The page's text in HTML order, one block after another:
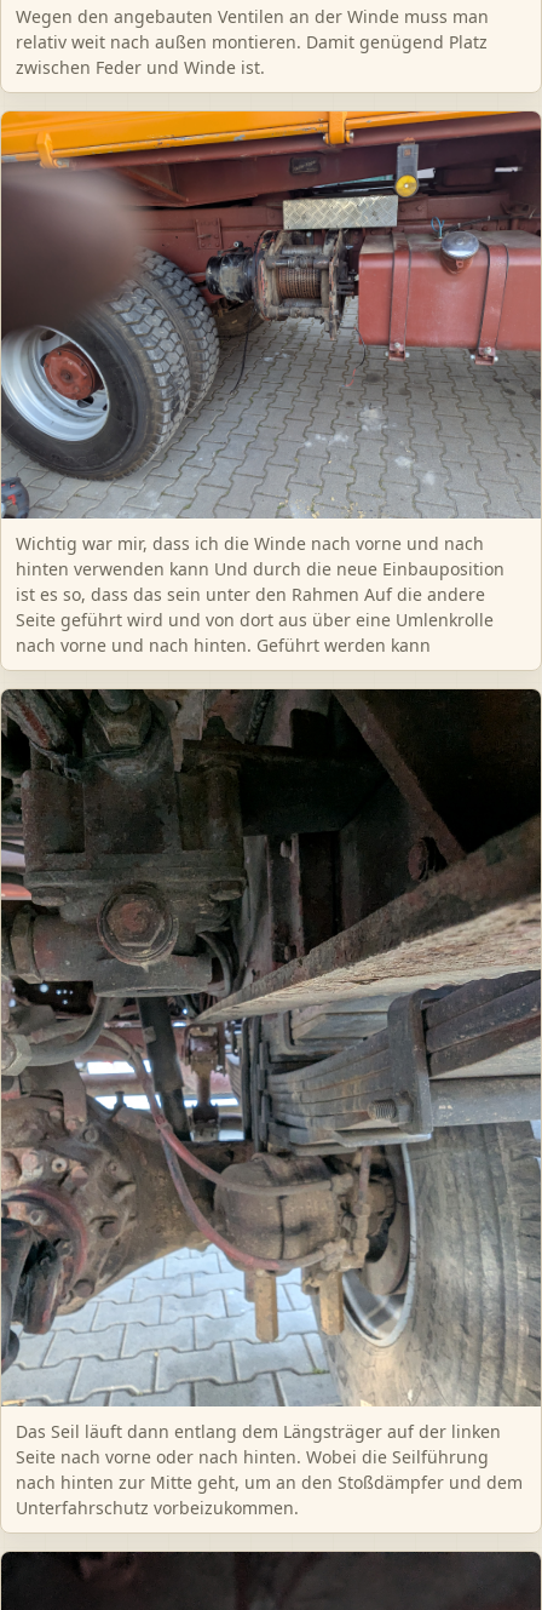
Wegen den angebauten Ventilen an der Winde muss man
relativ weit nach außen montieren. Damit genügend Platz
zwischen Feder und Winde ist.
Wichtig war mir, dass ich die Winde nach vorne und nach
hinten verwenden kann Und durch die neue Einbauposition
ist es so, dass das sein unter den Rahmen Auf die andere
Seite geführt wird und von dort aus über eine Umlenkrolle
nach vorne und nach hinten. Geführt werden kann
Das Seil läuft dann entlang dem Längsträger auf der linken
Seite nach vorne oder nach hinten. Wobei die Seilführung
nach hinten zur Mitte geht, um an den Stoßdämpfer und dem
Unterfahrschutz vorbeizukommen.